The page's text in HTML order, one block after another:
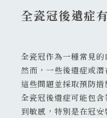
全瓷冠後遺症
全瓷冠作為一種常見
然而，一些後遺症或
這些問題並採取預防措
全瓷冠後遺症可能包
到敏感，特別是在冠